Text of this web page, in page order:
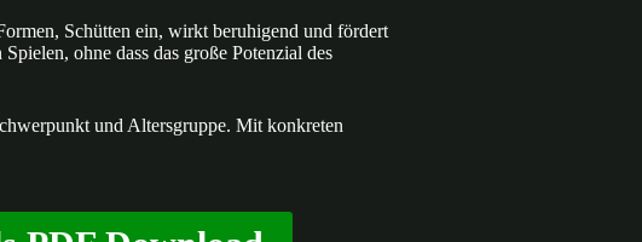
Schütten ein, wirkt beruhigend und fördert
ohne dass das große Potenzial des
und Altersgruppe. Mit konkreten